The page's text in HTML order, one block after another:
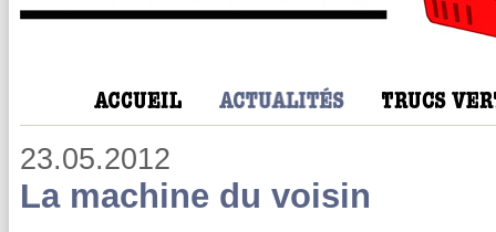
23.05.2012
La machine du voisin